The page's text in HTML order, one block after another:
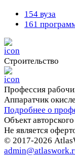
154 вуза
161
Cтроительство
Профессия
Аппаратчик
Подробнее о
Объект
Не является
© 2017-2026